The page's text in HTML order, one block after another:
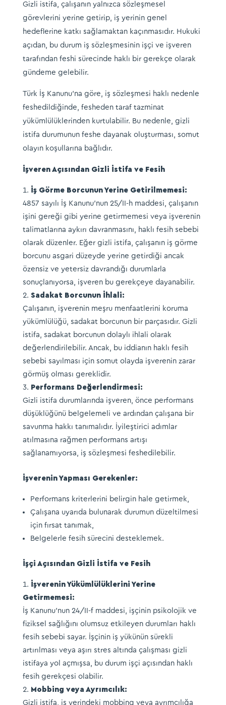
Gizli istifa, çalışanın yalnızca sözleşmesel
görevlerini yerine getirip, iş yerinin genel
hedeflerine katkı sağlamaktan kaçınmasıdır. Hukuki
açıdan, bu durum iş sözleşmesinin işçi ve işveren
tarafından feshi sürecinde haklı bir gerekçe olarak
gündeme gelebilir.
Türk İş Kanunu’na göre, iş sözleşmesi haklı nedenle
feshedildiğinde, fesheden taraf tazminat
yükümlülüklerinden kurtulabilir. Bu nedenle, gizli
istifa durumunun feshe dayanak oluşturması, somut
olayın koşullarına bağlıdır.
İşveren Açısından Gizli İstifa ve Fesih
İş Görme Borcunun Yerine Getirilmemesi:
4857 sayılı İş Kanunu’nun 25/II-h maddesi, çalışanın
işini gereği gibi yerine getirmemesi veya işverenin
talimatlarına aykırı davranmasını, haklı fesih sebebi
olarak düzenler. Eğer gizli istifa, çalışanın iş görme
borcunu asgari düzeyde yerine getirdiği ancak
özensiz ve yetersiz davrandığı durumlarla
sonuçlanıyorsa, işveren bu gerekçeye dayanabilir.
Sadakat Borcunun İhlali:
Çalışanın, işverenin meşru menfaatlerini koruma
yükümlülüğü, sadakat borcunun bir parçasıdır. Gizli
istifa, sadakat borcunun dolaylı ihlali olarak
değerlendirilebilir. Ancak, bu iddianın haklı fesih
sebebi sayılması için somut olayda işverenin zarar
görmüş olması gereklidir.
Performans Değerlendirmesi:
Gizli istifa durumlarında işveren, önce performans
düşüklüğünü belgelemeli ve ardından çalışana bir
savunma hakkı tanımalıdır. İyileştirici adımlar
atılmasına rağmen performans artışı
sağlanamıyorsa, iş sözleşmesi feshedilebilir.
İşverenin Yapması Gerekenler:
Performans kriterlerini belirgin hale getirmek,
Çalışana uyarıda bulunarak durumun düzeltilmesi
için fırsat tanımak,
Belgelerle fesih sürecini desteklemek.
İşçi Açısından Gizli İstifa ve Fesih
İşverenin Yükümlülüklerini Yerine
Getirmemesi:
İş Kanunu’nun 24/II-f maddesi, işçinin psikolojik ve
fiziksel sağlığını olumsuz etkileyen durumları haklı
fesih sebebi sayar. İşçinin iş yükünün sürekli
artırılması veya aşırı stres altında çalışması gizli
istifaya yol açmışsa, bu durum işçi açısından haklı
fesih gerekçesi olabilir.
Mobbing veya Ayrımcılık:
Gizli istifa, iş yerindeki mobbing veya ayrımcılığa